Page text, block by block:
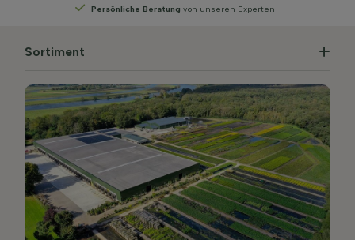
Persönliche Beratung von unseren Experten
Sortiment